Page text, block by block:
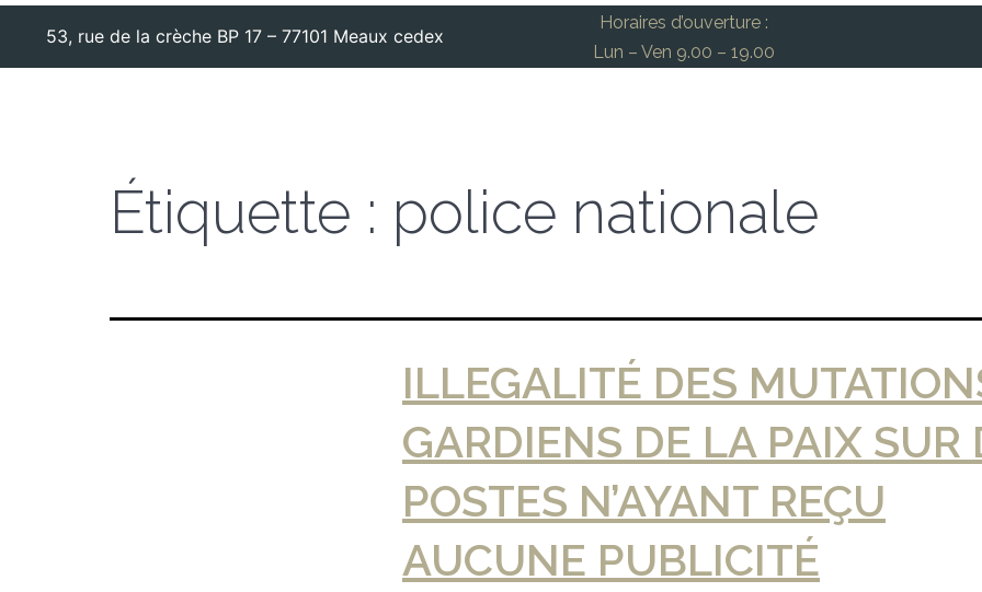
53, rue de la crèche BP 17 – 77101 Meaux cedex
Horaires d’ouverture :
Lun – Ven 9.00 – 19.00
Étiquette : police nationale
ILLEGALITÉ DES
GARDIENS DE LA PAIX SUR
POSTES N’AYANT REÇU
AUCUNE PUBLICITÉ